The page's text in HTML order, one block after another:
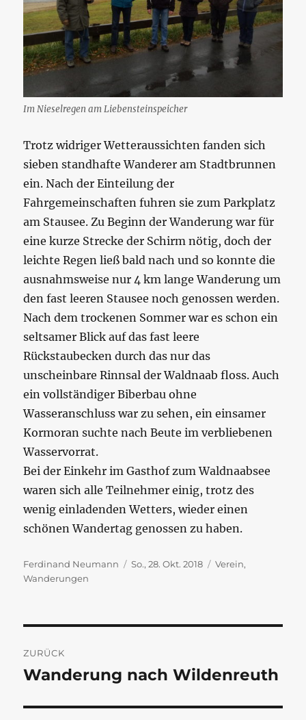
Im Nieselregen am Liebensteinspeicher
Trotz widriger Wetteraussichten fanden sich
sieben standhafte Wanderer am Stadtbrunnen
ein. Nach der Einteilung der
Fahrgemeinschaften fuhren sie zum Parkplatz
am Stausee. Zu Beginn der Wanderung war für
eine kurze Strecke der Schirm nötig, doch der
leichte Regen ließ bald nach und so konnte die
ausnahmsweise nur 4 km lange Wanderung um
den fast leeren Stausee noch genossen werden.
Nach dem trockenen Sommer war es schon ein
seltsamer Blick auf das fast leere
Rückstaubecken durch das nur das
unscheinbare Rinnsal der Waldnaab floss. Auch
ein vollständiger Biberbau ohne
Wasseranschluss war zu sehen, ein einsamer
Kormoran suchte nach Beute im verbliebenen
Wasservorrat.
Bei der Einkehr im Gasthof zum Waldnaabsee
waren sich alle Teilnehmer einig, trotz des
wenig einladenden Wetters, wieder einen
schönen Wandertag genossen zu haben.
Autor
Ferdinand Neumann
Veröffentlicht
So., 28. Okt. 2018 Kategorien
Verein,
Wanderungen
ZURÜCK
Vorheriger
Wanderung nach Wildenreuth